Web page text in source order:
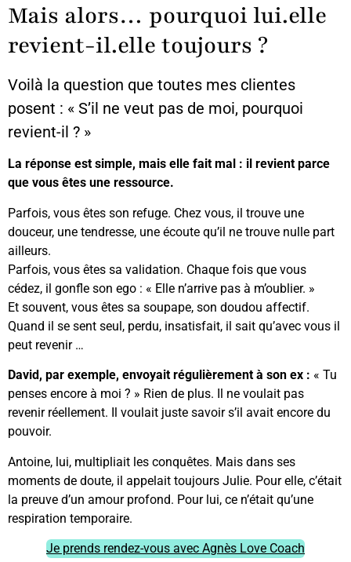
Mais alors… pourquoi lui.elle
revient-il.elle toujours ?
Voilà la question que toutes mes clientes
posent : « S’il ne veut pas de moi, pourquoi
revient-il ? »
La réponse est simple, mais elle fait mal : il revient parce
que vous êtes une ressource.
Parfois, vous êtes son refuge. Chez vous, il trouve une
douceur, une tendresse, une écoute qu’il ne trouve nulle part
ailleurs.
Parfois, vous êtes sa validation. Chaque fois que vous
cédez, il gonfle son ego : « Elle n’arrive pas à m’oublier. »
Et souvent, vous êtes sa soupape, son doudou affectif.
Quand il se sent seul, perdu, insatisfait, il sait qu’avec vous il
peut revenir …
David, par exemple, envoyait régulièrement à son ex : « Tu
penses encore à moi ? » Rien de plus. Il ne voulait pas
revenir réellement. Il voulait juste savoir s’il avait encore du
pouvoir.
Antoine, lui, multipliait les conquêtes. Mais dans ses
moments de doute, il appelait toujours Julie. Pour elle, c’était
la preuve d’un amour profond. Pour lui, ce n’était qu’une
respiration temporaire.
Je prends rendez-vous avec Agnès Love Coach